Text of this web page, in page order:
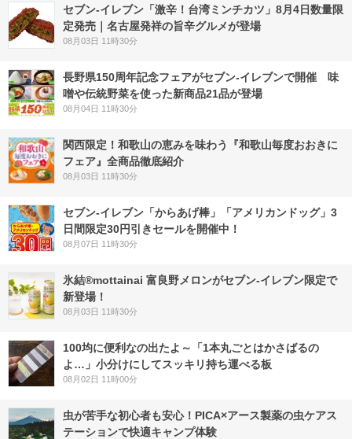
セブン-イレブン「激辛！台湾ミンチカツ」8月4日数量限
定発売｜名古屋発祥の旨辛グルメが登場
08月03日 11時30分
長野県150周年記念フェアがセブン-イレブンで開催 味
噌や伝統野菜を使った新商品21品が登場
08月04日 11時30分
関西限定！和歌山の恵みを味わう『和歌山毎度おおきに
フェア』全商品徹底紹介
08月03日 11時30分
セブン‐イレブン「からあげ棒」「アメリカンドッグ」3
日間限定30円引きセールを開催中！
08月07日 11時30分
氷結®mottainai 富良野メロンがセブン‐イレブン限定で
新登場！
08月03日 11時30分
100均に便利なの出たよ～「1本丸ごとはかさばるの
よ…」小分けにしてスッキリ持ち運べる板
08月02日 11時00分
虫が苦手な初心者も安心！PICA×アース製薬の虫ケアス
テーションで快適キャンプ体験